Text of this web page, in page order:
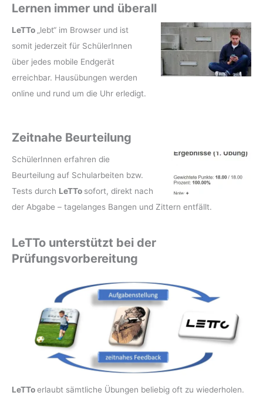
Lernen immer und überall
LeTTo „lebt“ im Browser und ist
somit jederzeit für SchülerInnen
über jedes mobile Endgerät
erreichbar. Hausübungen werden
online und rund um die Uhr erledigt.
Zeitnahe Beurteilung
SchülerInnen erfahren die
Beurteilung auf Schularbeiten bzw.
Tests durch LeTTo sofort, direkt nach
der Abgabe – tagelanges Bangen und Zittern entfällt.
LeTTo unterstützt bei der
Prüfungsvorbereitung
LeTToerlaubt sämtliche Übungen beliebig oft zu wiederholen.